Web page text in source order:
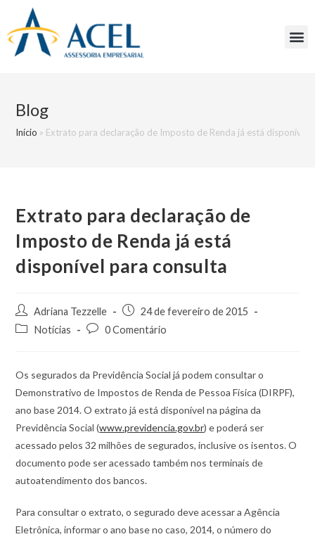
Blog
Início » Extrato para declaração de Imposto de Renda já está disponível
Extrato para declaração de
Imposto de Renda já está
disponível para consulta
Adriana Tezzelle
24 de fevereiro de 2015
Notícias
0 Comentário
Os segurados da Previdência Social já podem consultar o
Demonstrativo de Impostos de Renda de Pessoa Física (DIRPF),
ano base 2014.O extrato já está disponível na página da
Previdência Social (www.previdencia.gov.br) e poderá ser
acessado pelos 32 milhões de segurados, inclusive os isentos. O
documento pode ser acessado também nos terminais de
autoatendimento dos bancos.
Para consultar o extrato, o segurado deve acessar a Agência
Eletrônica, informar o ano base no caso, 2014, o número do